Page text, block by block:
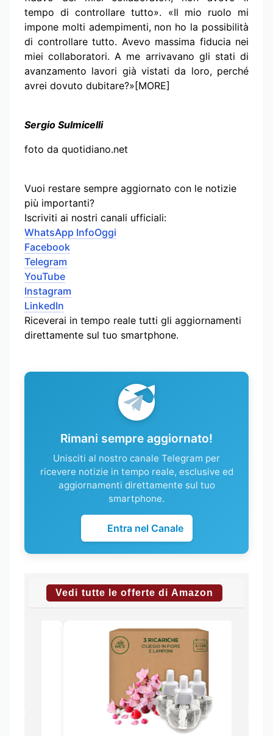
tempo di controllare tutto». «Il mio ruolo mi
impone molti adempimenti, non ho la possibilità
di controllare tutto. Avevo massima fiducia nei
miei collaboratori. A me arrivavano gli stati di
avanzamento lavori già vistati da loro, perché
avrei dovuto dubitare?»[MORE]
Sergio Sulmicelli
foto da quotidiano.net
Vuoi restare sempre aggiornato con le notizie
più importanti?
Iscriviti ai nostri canali ufficiali:
WhatsApp InfoOggi
Facebook
Telegram
YouTube
Instagram
LinkedIn
Riceverai in tempo reale tutti gli aggiornamenti
direttamente sul tuo smartphone.
Rimani sempre aggiornato!
Unisciti al nostro canale Telegram per
ricevere notizie in tempo reale, esclusive ed
aggiornamenti direttamente sul tuo
smartphone.
Entra nel Canale